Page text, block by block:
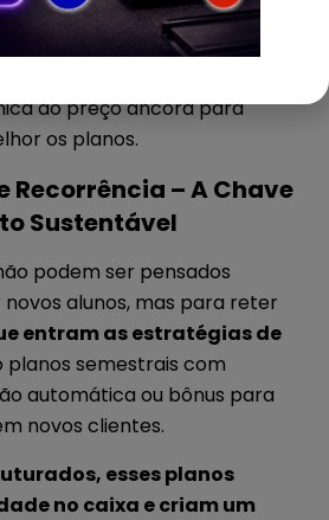
mas não se baseie
do preço âncora para
os planos.
Recorrência – A Chave
Sustentável
podem ser pensados
alunos, mas para reter
entram as estratégias de
planos semestrais com
automática ou bônus para
novos clientes.
esses planos
no caixa e criam um